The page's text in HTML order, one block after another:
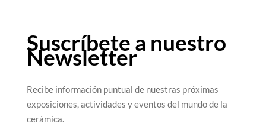
Suscríbete a nuestro
Newsletter
Recibe información puntual de nuestras próximas
exposiciones, actividades y eventos del mundo de la
cerámica.